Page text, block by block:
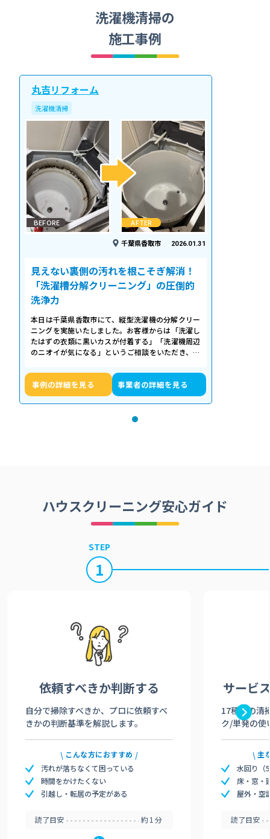
洗濯機清掃の
施工事例
丸吉リフォーム
洗濯機清掃
BEFORE AFTER
千葉県香取市 2026.01.31
見えない裏側の汚れを根こそぎ解消！
「洗濯槽分解クリーニング」の圧倒的
洗浄力
本日は千葉県香取市にて、縦型洗濯機の分解クリー
ニングを実施いたしました。お客様からは「洗濯し
たはずの衣類に黒いカスが付着する」「洗濯機周辺
のニオイが気になる」というご相談をいただき、内
事例の詳細を見る 事業者の詳細を見る
ハウスクリーニング安心ガイド
STEP
1
依頼すべきか判断する
自分で掃除すべきか、プロに依頼すべ
きかの判断基準を解説します。
こんな方におすすめ
汚れが落ちなくて困っている
時間をかけたくない
引越し・転居の予定がある
読了目安 約1分
サービ
17種類の清
ク/単発の使
主
水回り（
床・窓・
屋外・空
読了目安